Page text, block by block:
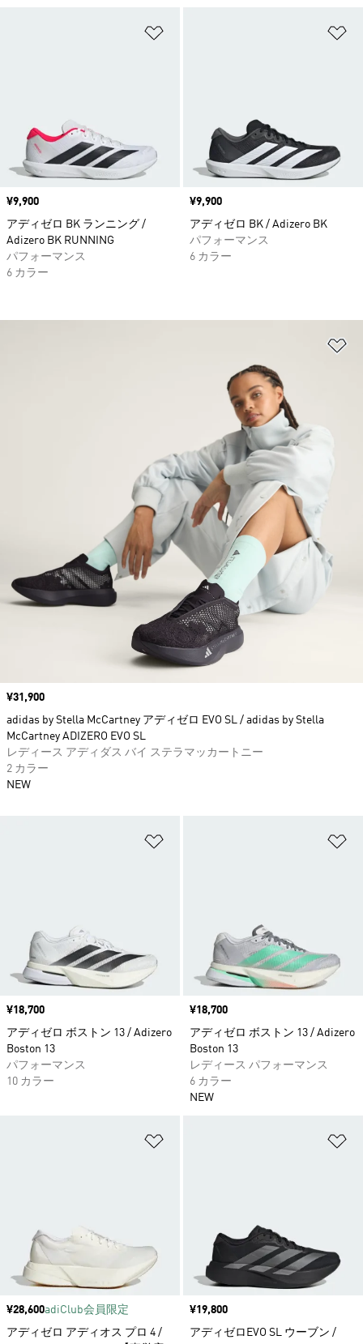
価格
¥9,900
アディゼロ BK ランニング /
Adizero BK RUNNING
パフォーマンス
6 カラー
価格
¥9,900
アディゼロ BK / Adizero BK
パフォーマンス
6 カラー
価格
¥18,700
アディゼロ ボストン 13 / Adizero
Boston 13
パフォーマンス
10 カラー
価格
¥18,700
アディゼロ ボストン 13 / Adizero
Boston 13
レディース パフォーマンス
6 カラー
NEW
価格
¥28,600adiClub会員限定
アディゼロ アディオス プロ 4 /
価格
¥19,800
アディゼロEVO SL ウーブン /
価格
¥31,900
adidas by Stella McCartney アディゼロ EVO SL / adidas by Stella
McCartney ADIZERO EVO SL
レディース アディダス バイ ステラマッカートニー
2 カラー
NEW